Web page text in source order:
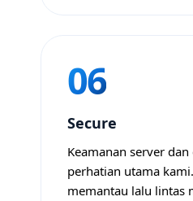
06
Secure
Keamanan server
perhatian utama
memantau lalu lintas